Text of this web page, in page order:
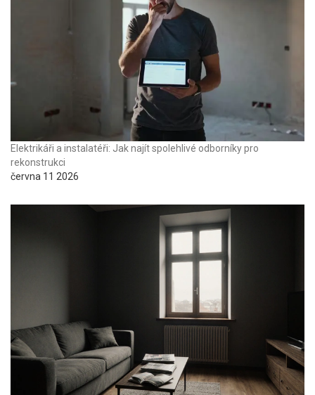
Elektrikáři a instalatéři: Jak najít spolehlivé odborníky pro
rekonstrukci
června 11 2026